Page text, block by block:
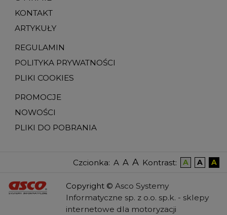
KONTAKT
ARTYKUŁY
REGULAMIN
POLITYKA PRYWATNOŚCI
PLIKI COOKIES
PROMOCJE
NOWOŚCI
PLIKI DO POBRANIA
Czcionka: A A A Kontrast: A A A
Copyright © Asco Systemy
Informatyczne sp. z o.o. sp.k. - sklepy
internetowe dla motoryzacji